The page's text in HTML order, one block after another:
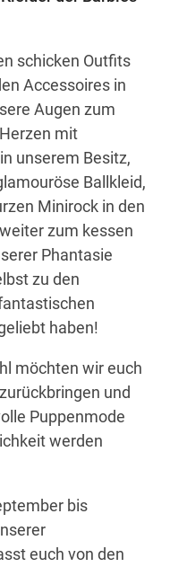
schicken Outfits
Accessoires in
Augen zum
mit
unserem Besitz,
Ballkleid,
Minirock in den
zum kessen
Phantasie
zu den
haben!
möchten wir euch
und
Puppenmode
werden
bis
euch von den